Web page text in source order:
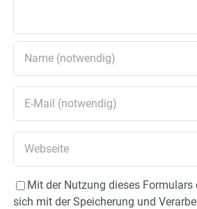
Mit der Nutzung dieses Formulars
sich mit der Speicherung und